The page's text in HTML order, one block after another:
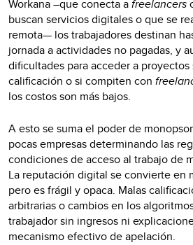
Workana –que conecta afreelancers
buscan servicios digitales o que se
remota— los trabajadores destinan
jornada a actividades no pagadas, y
dificultades para acceder a
calificación o si compiten con
los costos son más bajos.
A esto se suma el poder de
pocas empresas determinando las
condiciones de acceso al trabajo de
La reputación digital se convierte en
pero es frágil y opaca. Malas
arbitrarias o cambios en los
trabajador sin ingresos ni
mecanismo efectivo de apelación.